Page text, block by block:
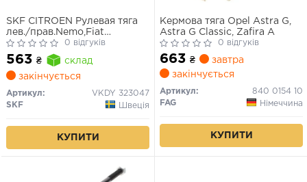
SKF CITROEN Рулевая тяга
лев./прав.Nemo,Fiat
Fiorino,Peugeot 07-
0 відгуків
563 ₴
склад
закінчується
Артикул:
VKDY 323047
SKF
Швеція
КУПИТИ
Кермова тяга Opel Astra G,
Astra G Classic, Zafira A
0 відгуків
663 ₴
завтра
закінчується
Артикул:
840 0154 10
FAG
Німеччина
КУПИТИ